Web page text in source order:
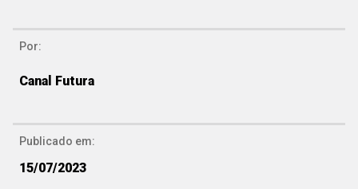
Por:
Canal Futura
Publicado em:
15/07/2023